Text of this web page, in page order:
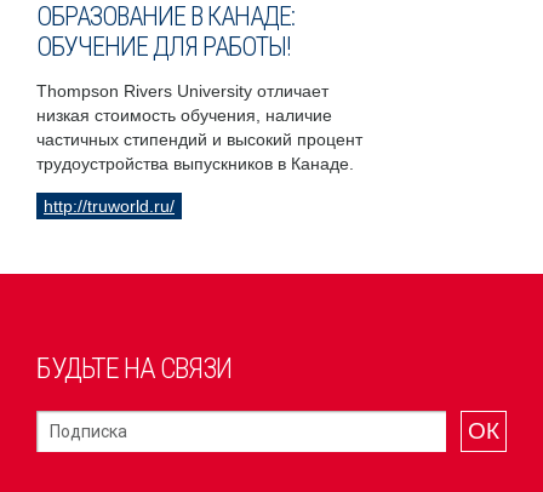
ОБРАЗОВАНИЕ В КАНАДЕ:
ОБУЧЕНИЕ ДЛЯ РАБОТЫ!
Thompson Rivers University отличает
низкая стоимость обучения, наличие
частичных стипендий и высокий процент
трудоустройства выпускников в Канаде.
http://truworld.ru/
БУДЬТЕ НА СВЯЗИ
ОК